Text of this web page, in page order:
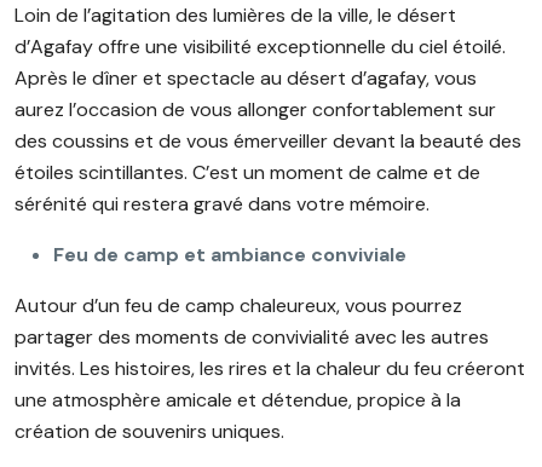
Loin de l’agitation des lumières de la ville, le désert
d’Agafay offre une visibilité exceptionnelle du ciel étoilé.
Après le dîner et spectacle au désert d’agafay, vous
aurez l’occasion de vous allonger confortablement sur
des coussins et de vous émerveiller devant la beauté des
étoiles scintillantes. C’est un moment de calme et de
sérénité qui restera gravé dans votre mémoire.
Feu de camp et ambiance conviviale
Autour d’un feu de camp chaleureux, vous pourrez
partager des moments de convivialité avec les autres
invités. Les histoires, les rires et la chaleur du feu créeront
une atmosphère amicale et détendue, propice à la
création de souvenirs uniques.